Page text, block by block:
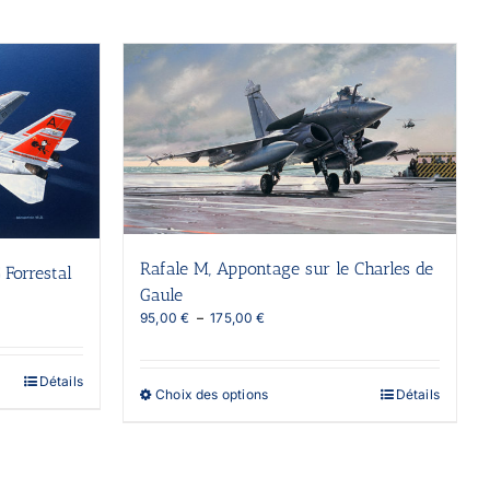
Forrestal
Détails
Rafale M, Appontage sur le Charles de
Gaule
95,00€ – 175,00€Plage
à
Choix des optionsCe
Détails